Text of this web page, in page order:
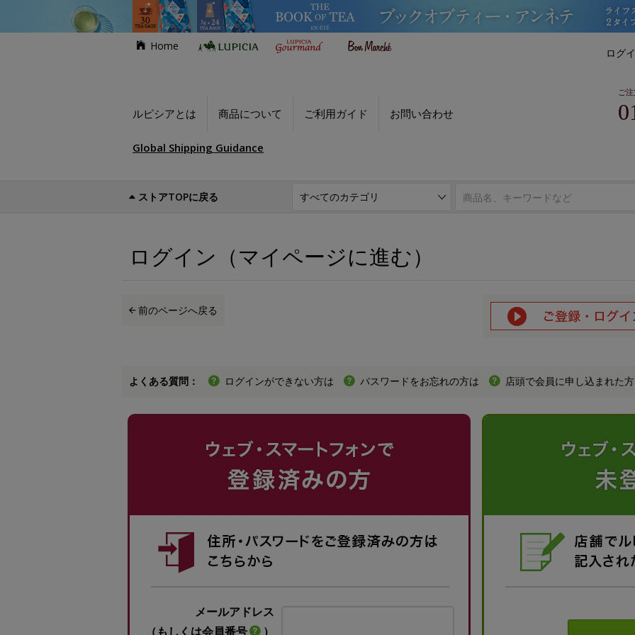
Home
ログ
ルピシアとは 商品について ご利用ガイド お問い合わせ
ご
Global Shipping Guidance
ストアTOPに戻る
ログイン（マイページに進む）
前のページへ戻る
よくある質問： ログインができない方は パスワードをお忘れの方は 店頭で会員に申し込まれた
メールアドレス
（もしくは会員番号
）